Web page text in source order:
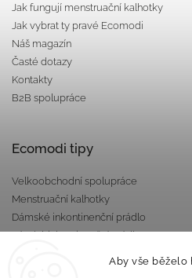
Aby vše běželo
Jak fungují menstruační kalhotky
Jak vybrat ty pravé Ecomodi
Náš magazín
Časté dotazy
Kontakty
B2B spolupráce
Ecomodi tipy
Velkoobchodní spolupráce
Menstruační kalhotky
Dámské inkontinenční prádlo
Pánské inkontinenční prádlo